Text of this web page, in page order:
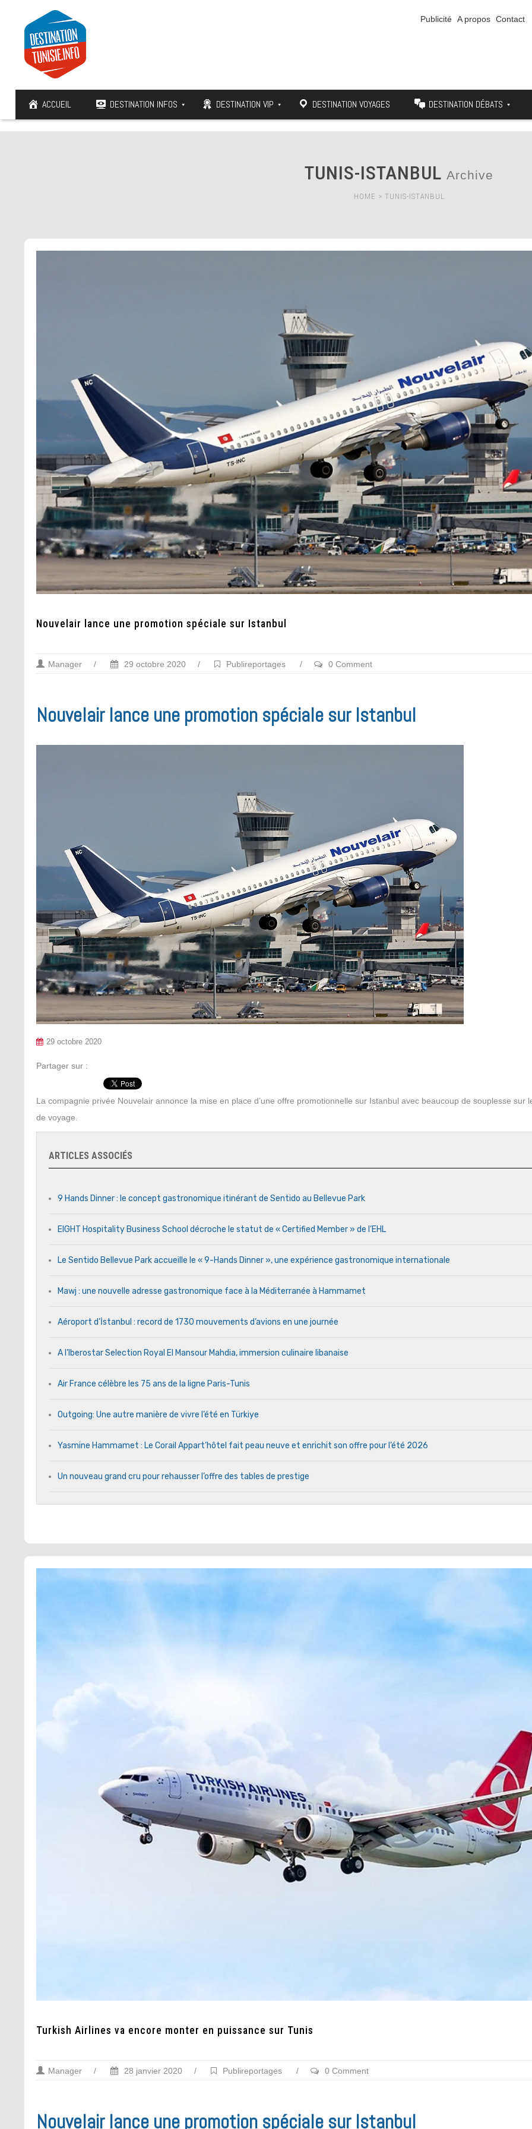
Publicité A propos Contact
ACCUEIL DESTINATION INFOS DESTINATION VIP DESTINATION VOYAGES DESTINATION DÉBATS
TUNIS-ISTANBUL Archive
HOME > TUNIS-ISTANBUL
Nouvelair lance une promotion spéciale sur Istanbul
Manager / 29 octobre 2020 / Publireportages / 0 Comment
Nouvelair lance une promotion spéciale sur Istanbul
29 octobre 2020
Partager sur :
La compagnie privée Nouvelair annonce la mise en place d’une offre promotionnelle sur Istanbul avec beaucoup de souplesse sur
de voyage.
ARTICLES ASSOCIÉS
9 Hands Dinner : le concept gastronomique itinérant de Sentido au Bellevue Park
EIGHT Hospitality Business School décroche le statut de « Certified Member » de l’EHL
Le Sentido Bellevue Park accueille le « 9-Hands Dinner », une expérience gastronomique internationale
Mawj : une nouvelle adresse gastronomique face à la Méditerranée à Hammamet
Aéroport d’İstanbul : record de 1730 mouvements d’avions en une journée
A l’Iberostar Selection Royal El Mansour Mahdia, immersion culinaire libanaise
Air France célèbre les 75 ans de la ligne Paris-Tunis
Outgoing: Une autre manière de vivre l’été en Türkiye
Yasmine Hammamet : Le Corail Appart’hôtel fait peau neuve et enrichit son offre pour l’été 2026
Un nouveau grand cru pour rehausser l’offre des tables de prestige
Turkish Airlines va encore monter en puissance sur Tunis
Manager / 28 janvier 2020 / Publireportages / 0 Comment
Nouvelair lance une promotion spéciale sur Istanbul